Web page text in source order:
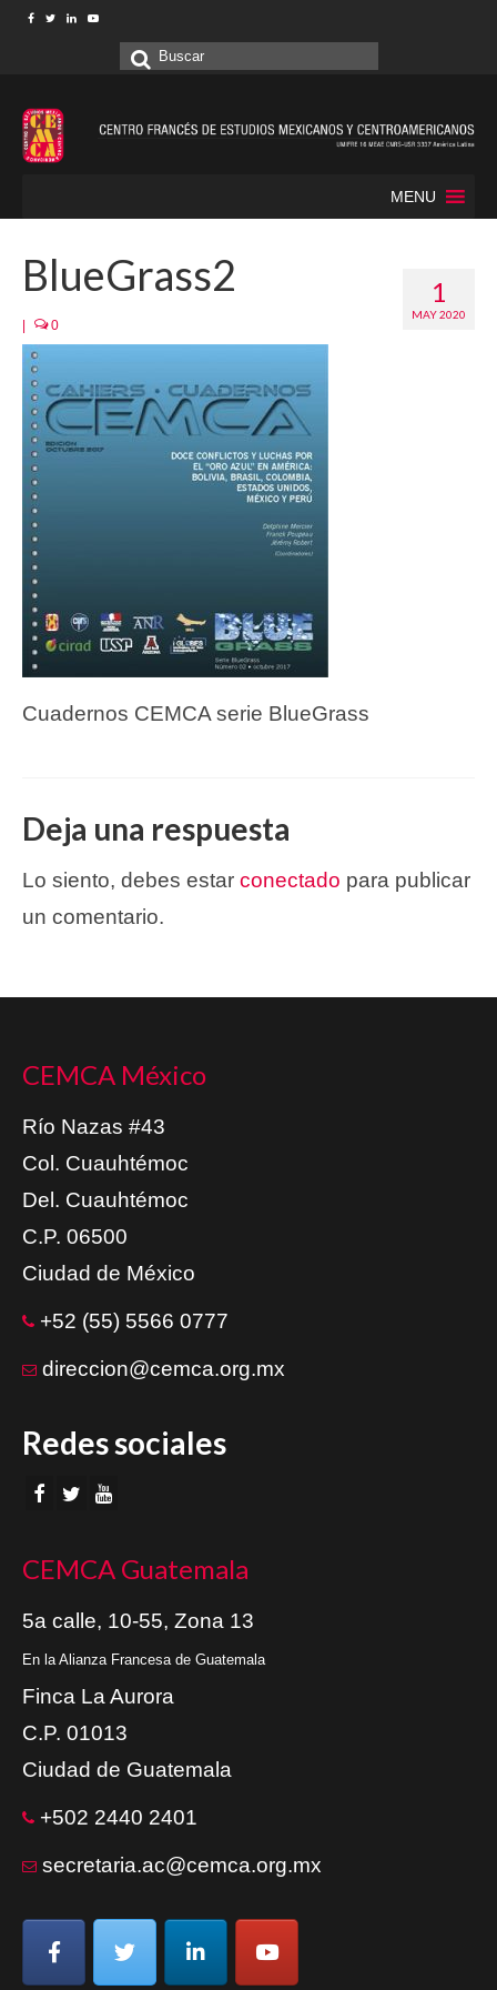
Buscar
MENU
1
MAY 2020
BlueGrass2
0
Cuadernos CEMCA serie BlueGrass
Deja una respuesta
Lo siento, debes estar conectado para publicar
un comentario.
CEMCA México
Río Nazas #43
Col. Cuauhtémoc
Del. Cuauhtémoc
C.P. 06500
Ciudad de México
+52 (55) 5566 0777
direccion@cemca.org.mx
Redes sociales
CEMCA Guatemala
5a calle, 10-55, Zona 13
En la Alianza Francesa de Guatemala
Finca La Aurora
C.P. 01013
Ciudad de Guatemala
+502 2440 2401
secretaria.ac@cemca.org.mx